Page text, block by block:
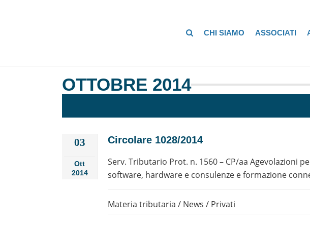
CHI SIAMO ASSOCIATI
OTTOBRE 2014
03
Ott
2014
Circolare 1028/2014
Serv. Tributario Prot. n. 1560 – CP/aa Agevolazioni
software, hardware e consulenze e formazione
Materia tributaria / News / Privati